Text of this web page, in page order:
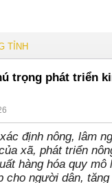
TỈNH
trọng phát triển
định nông, lâm
xã, phát triển
hàng hóa quy mô
cho người dân,